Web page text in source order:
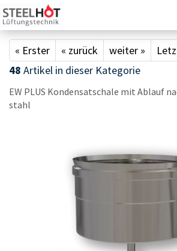
« Erster « zurück weiter »
48 Artikel in dieser Kategorie
EW PLUS Kon­den­sa­t­scha­le mit Ab­lauf
stahl